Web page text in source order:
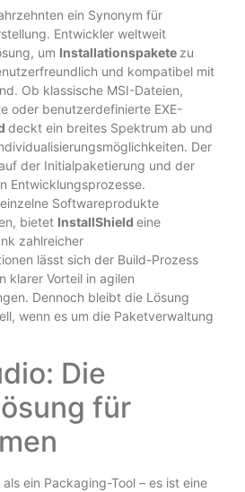
ein Synonym für
Entwickler weltweit
um Installationspakete zu
und kompatibel mit
Ob klassische MSI-Dateien,
oder benutzerdefinierte EXE-
deckt ein breites Spektrum ab und
Der
der Initialpaketierung und der
Entwicklungsprozesse.
Softwareprodukte
bietet InstallShield eine
zahlreicher
lässt sich der Build-Prozess
klarer Vorteil in agilen
Dennoch bleibt die Lösung
wenn es um die Paketverwaltung
Die
für
als ein Packaging-Tool – es ist eine